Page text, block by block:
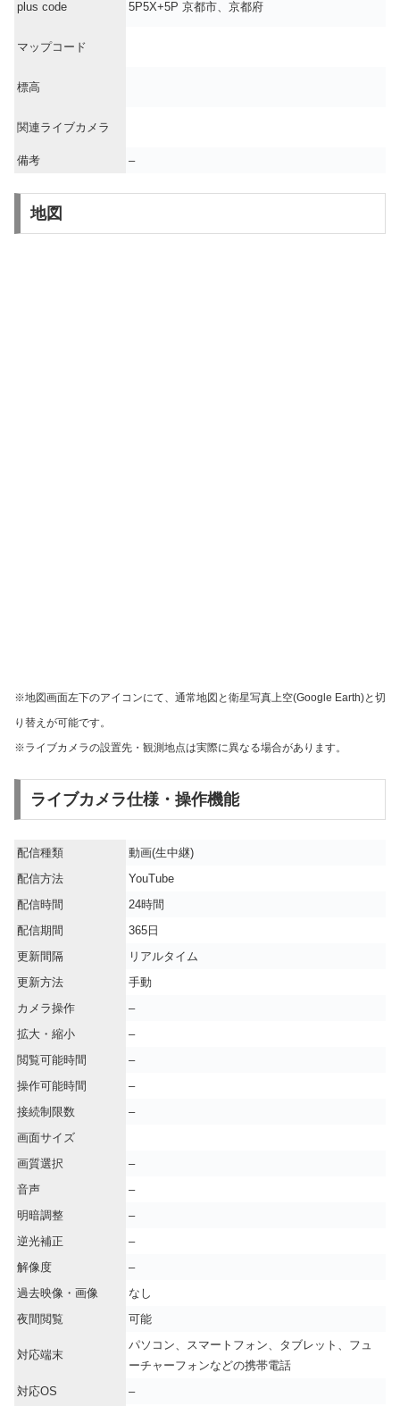
plus code 5P5X+5P 京都市、京都府
マップコード
標高
関連ライブカメラ
備考 –
地図
※地図画面左下のアイコンにて、通常地図と衛星写真上空(Google Earth)と切
り替えが可能です。
※ライブカメラの設置先・観測地点は実際に異なる場合があります。
ライブカメラ仕様・操作機能
配信種類
動画(生中継)
配信方法
YouTube
配信時間
24時間
配信期間
365日
更新間隔
リアルタイム
更新方法
手動
カメラ操作
–
拡大・縮小
–
閲覧可能時間
–
操作可能時間
–
接続制限数
–
画面サイズ
画質選択
–
音声
–
明暗調整
–
逆光補正
–
解像度
–
過去映像・画像
なし
夜間閲覧
可能
対応端末
パソコン、スマートフォン、タブレット、フュ
ーチャーフォンなどの携帯電話
対応OS
–